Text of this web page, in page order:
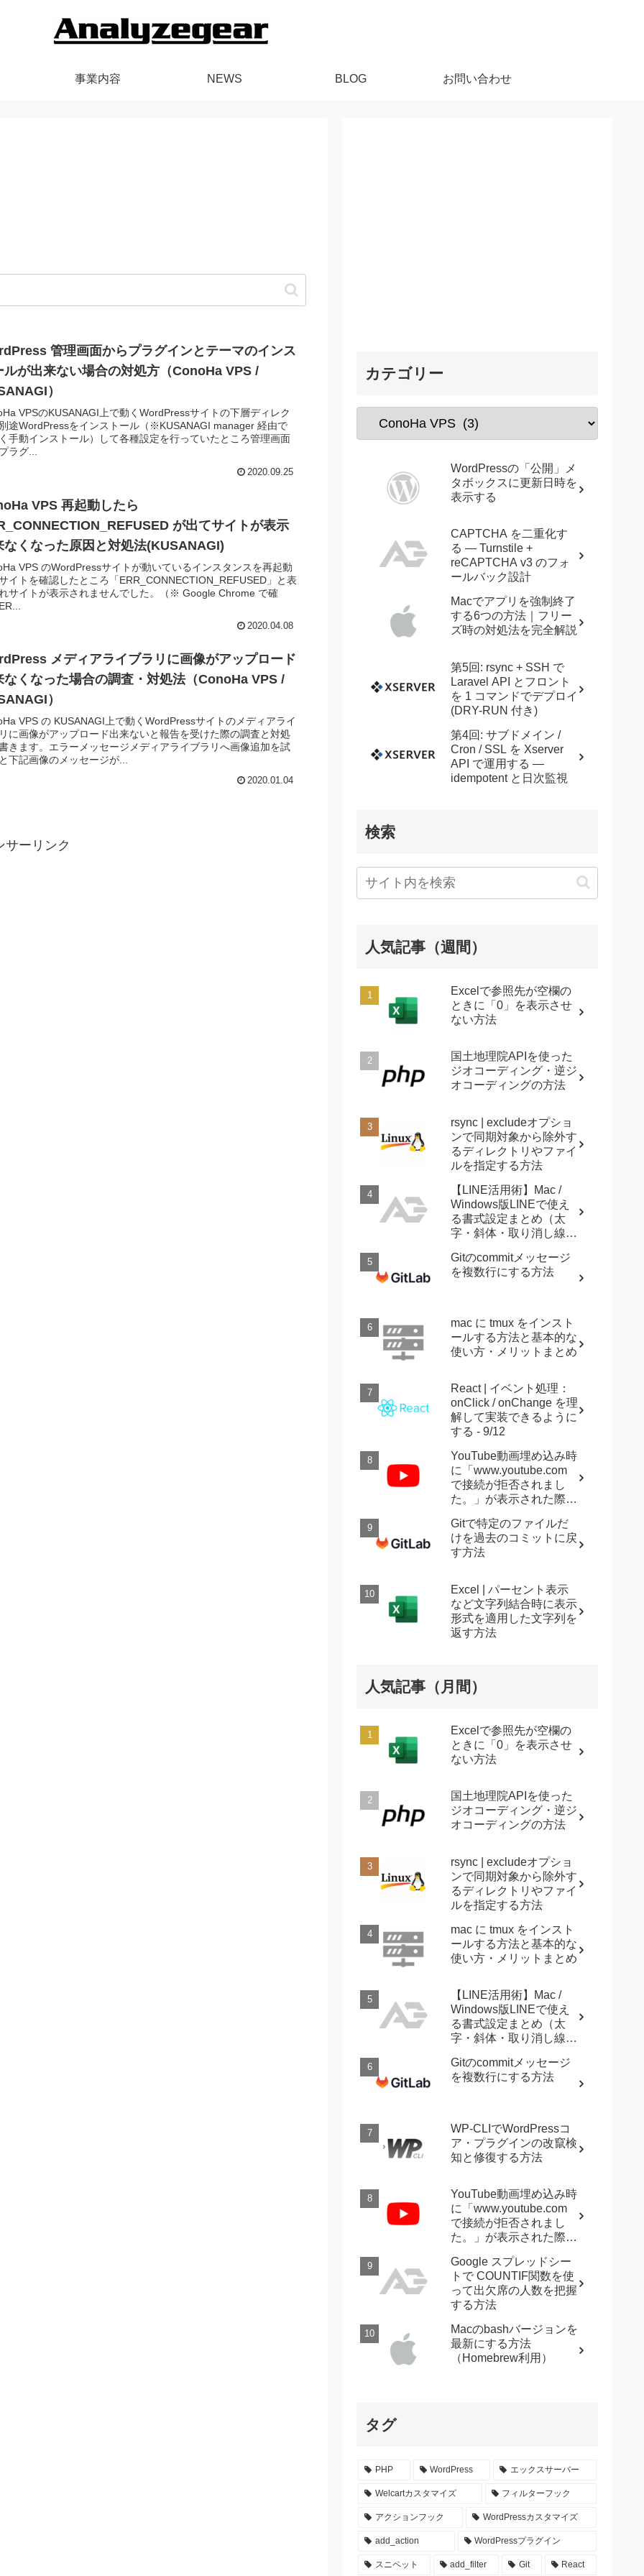
事業内容 NEWS BLOG お問い合わせ
管理画面からプラグインとテーマのインス
ルが出来ない場合の対処方（ConoHa VPS /
）
VPSのKUSANAGI上で動くWordPressサイトの下層ディレク
途WordPressをインストール（※KUSANAGI manager 経由で
手動インストール）して各種設定を行っていたところ管理画面
ラグ...
2020.09.25
VPS 再起動したら
が出てサイトが表示
なくなった原因と対処法(KUSANAGI)
VPS のWordPressサイトが動いているインスタンスを再起動
イトを確認したところ「ERR_CONNECTION_REFUSED」と表
サイトが表示されませんでした。（※ Google Chrome で確
2020.04.08
メディアライブラリに画像がアップロード
なくなった場合の調査・対処法（ConoHa VPS /
）
VPS の KUSANAGI上で動くWordPressサイトのメディアライ
に画像がアップロード出来ないと報告を受けた際の調査と対処
きます。エラーメッセージメディアライブラリへ画像追加を試
下記画像のメッセージが...
2020.01.04
サーリンク
カテゴリー
WordPressの「公開」メ
タボックスに更新日時を
表示する
CAPTCHA を二重化す
る — Turnstile +
reCAPTCHA v3 のフォ
ールバック設計
Macでアプリを強制終了
する6つの方法｜フリー
ズ時の対処法を完全解説
第5回: rsync + SSH で
Laravel API とフロント
を 1 コマンドでデプロイ
(DRY-RUN 付き)
第4回: サブドメイン /
Cron / SSL を Xserver
API で運用する —
idempotent と日次監視
検索
人気記事（週間）
Excelで参照先が空欄の
ときに「0」を表示させ
ない方法
国土地理院APIを使った
ジオコーディング・逆ジ
オコーディングの方法
rsync | excludeオプショ
ンで同期対象から除外す
るディレクトリやファイ
ルを指定する方法
【LINE活用術】Mac /
Windows版LINEで使え
る書式設定まとめ（太
字・斜体・取り消し線・
Gitのcommitメッセージ
を複数行にする方法
mac に tmux をインスト
ールする方法と基本的な
使い方・メリットまとめ
React | イベント処理：
onClick / onChange を理
解して実装できるように
する - 9/12
YouTube動画埋め込み時
に「www.youtube.com
で接続が拒否されまし
た。」が表示された際に
Gitで特定のファイルだ
けを過去のコミットに戻
す方法
Excel | パーセント表示
など文字列結合時に表示
形式を適用した文字列を
返す方法
人気記事（月間）
Excelで参照先が空欄の
ときに「0」を表示させ
ない方法
国土地理院APIを使った
ジオコーディング・逆ジ
オコーディングの方法
rsync | excludeオプショ
ンで同期対象から除外す
るディレクトリやファイ
ルを指定する方法
mac に tmux をインスト
ールする方法と基本的な
使い方・メリットまとめ
【LINE活用術】Mac /
Windows版LINEで使え
る書式設定まとめ（太
字・斜体・取り消し線・
Gitのcommitメッセージ
を複数行にする方法
WP-CLIでWordPressコ
ア・プラグインの改竄検
知と修復する方法
YouTube動画埋め込み時
に「www.youtube.com
で接続が拒否されまし
た。」が表示された際に
Google スプレッドシー
トで COUNTIF関数を使
って出欠席の人数を把握
する方法
Macのbashバージョンを
最新にする方法
（Homebrew利用）
タグ
PHP WordPress エックスサーバー
Welcartカスタマイズ フィルターフック
アクションフック WordPressカスタマイズ
add_action WordPressプラグイン
スニペット add_filter Git React